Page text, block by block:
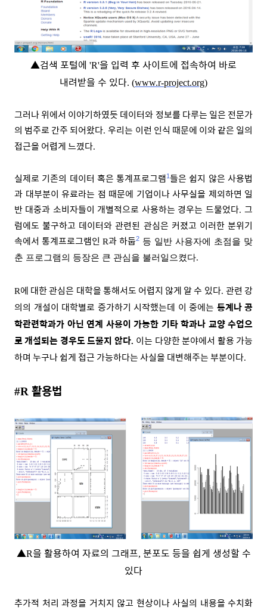
▲검색 포털에 'R'을 입력 후 사이트에 접속하여 바로
내려받을 수 있다. (www.r-project.org)
그러나 위에서 이야기하였듯 데이터와 정보를 다루는 일은 전문가
의 범주로 간주 되어왔다.우리는 이런 인식 때문에 이와 같은 일의
접근을 어렵게 느꼈다.
실제로 기존의 데이터 혹은 통계프로그램1 들은 쉽지 않은 사용법
과 대부분이 유료라는 점 때문에 기업이나 사무실을 제외하면 일
반 대중과 소비자들이 개별적으로 사용하는 경우는 드물었다.그
럼에도 불구하고 데이터와 관련된 관심은 커졌고 이러한 분위기
속에서 통계프로그램인 R과 하둡2 등 일반 사용자에 초점을 맞
춘 프로그램의 등장은 큰 관심을 불러일으켰다.
R에 대한 관심은 대학을 통해서도 어렵지 않게 알 수 있다. 관련 강
의의 개설이 대학별로 증가하기 시작했는데 이 중에는 통계나 공
학관련학과가 아닌 연계 사용이 가능한 기타 학과나 교양 수업으
로 개설되는 경우도 드물지 않다. 이는 다양한 분야에서 활용 가능
하며 누구나 쉽게 접근 가능하다는 사실을 대변해주는 부분이다.
#R 활용법
▲R을 활용하여 자료의 그래프, 분포도 등을 쉽게 생성할 수
있다
추가적 처리 과정을 거치지 않고 현상이나 사실의 내용을 수치화